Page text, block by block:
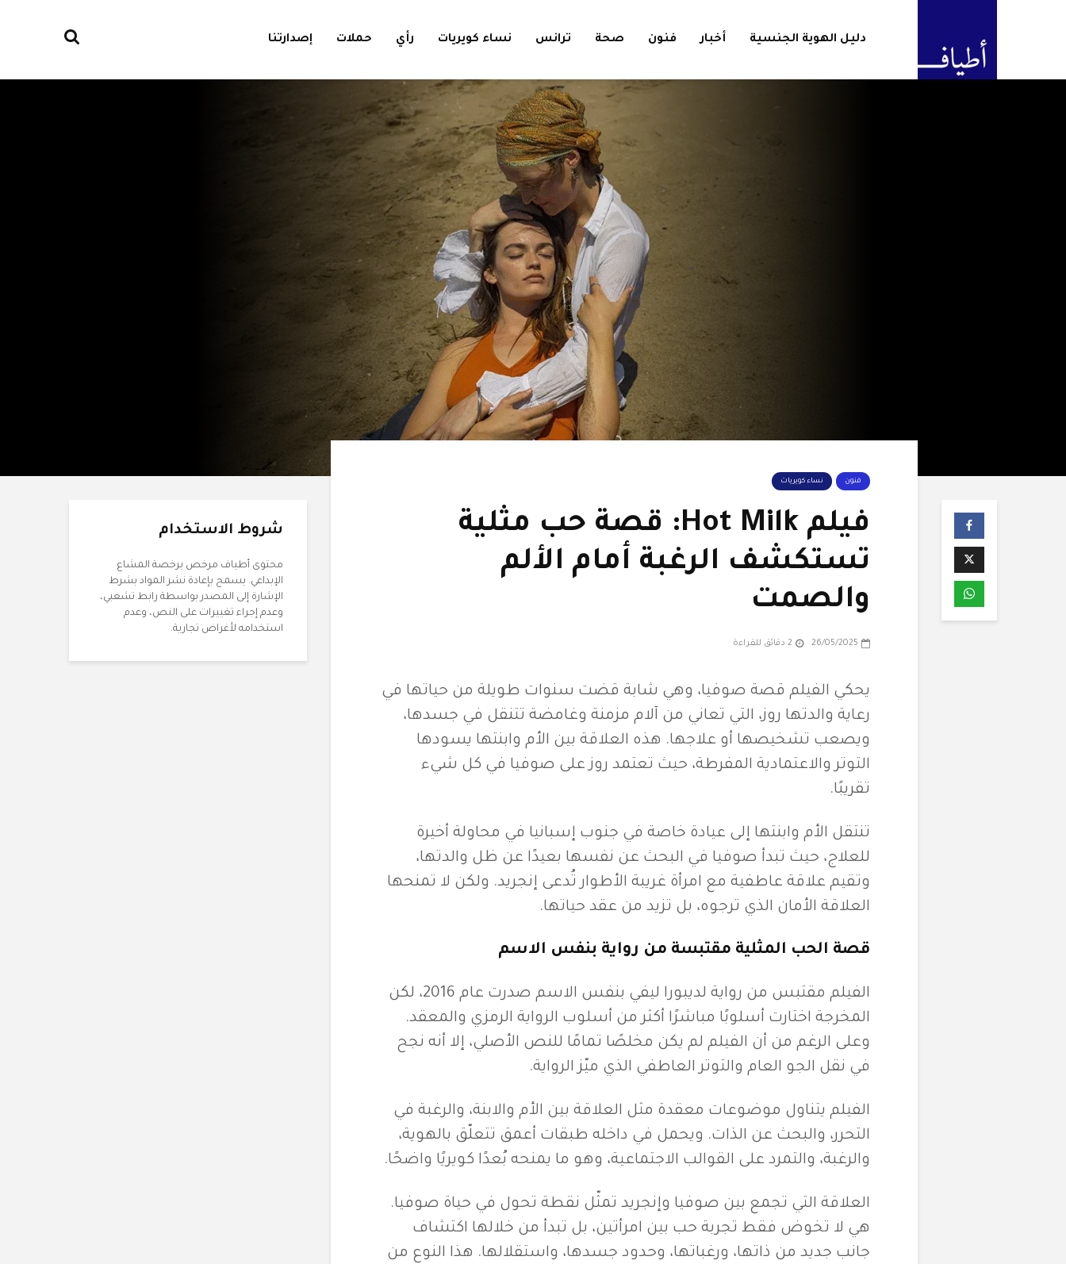
دليل الهوية الجنسية أخبار فنون صحة ترانس نساء كويريات رأي حملات إصدارتنا
فنون نساء كويريات
فيلم Hot Milk: قصة حب مثلية
تستكشف الرغبة أمام الألم
والصمت
26/05/2025 2 دقائق للقراءة
يحكي الفيلم قصة صوفيا، وهي شابة قضت سنوات طويلة من حياتها في
رعاية والدتها روز، التي تعاني من آلام مزمنة وغامضة تتنقل في جسدها،
ويصعب تشخيصها أو علاجها. هذه العلاقة بين الأم وابنتها يسودها
التوتر والاعتمادية المفرطة، حيث تعتمد روز على صوفيا في كل شيء
تقريبًا.
تنتقل الأم وابنتها إلى عيادة خاصة في جنوب إسبانيا في محاولة أخيرة
للعلاج، حيث تبدأ صوفيا في البحث عن نفسها بعيدًا عن ظل والدتها،
وتقيم علاقة عاطفية مع امرأة غريبة الأطوار تُدعى إنجريد. ولكن لا تمنحها
العلاقة الأمان الذي ترجوه، بل تزيد من عقد حياتها.
قصة الحب المثلية مقتبسة من رواية بنفس الاسم
الفيلم مقتبس من رواية لديبورا ليفي بنفس الاسم صدرت عام 2016، لكن
المخرجة اختارت أسلوبًا مباشرًا أكثر من أسلوب الرواية الرمزي والمعقد.
وعلى الرغم من أن الفيلم لم يكن مخلصًا تمامًا للنص الأصلي، إلا أنه نجح
في نقل الجو العام والتوتر العاطفي الذي ميّز الرواية.
الفيلم يتناول موضوعات معقدة مثل العلاقة بين الأم والابنة، والرغبة في
التحرر، والبحث عن الذات. ويحمل في داخله طبقات أعمق تتعلّق بالهوية،
والرغبة، والتمرد على القوالب الاجتماعية، وهو ما يمنحه بُعدًا كويريًا واضحًا.
العلاقة التي تجمع بين صوفيا وإنجريد تمثّل نقطة تحول في حياة صوفيا.
هي لا تخوض فقط تجربة حب بين امرأتين، بل تبدأ من خلالها اكتشاف
جانب جديد من ذاتها، ورغباتها، وحدود جسدها، واستقلالها. هذا النوع من
شروط الاستخدام
محتوى أطياف مرخص برخصة المشاع
الإبداعي. يسمح بإعادة نشر المواد بشرط
الإشارة إلى المصدر بواسطة رابط تشعبي،
وعدم إجراء تغييرات على النص، وعدم
استخدامه لأغراض تجارية.